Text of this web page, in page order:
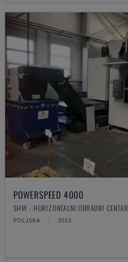
POWERSPEED 4000
SHW - HORIZONTALNI OBRADNI CENTAR
POLJSKA 2022